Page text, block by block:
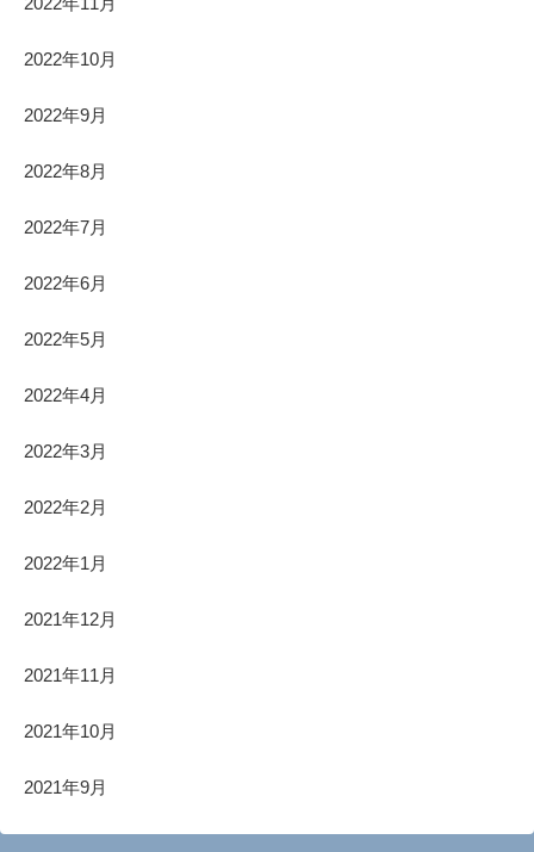
2022年10月
2022年9月
2022年8月
2022年7月
2022年6月
2022年5月
2022年4月
2022年3月
2022年2月
2022年1月
2021年12月
2021年11月
2021年10月
2021年9月